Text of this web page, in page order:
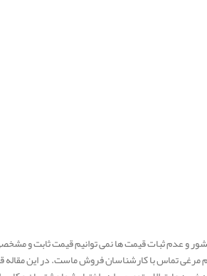
و عدم ثبات قیمت ها نمی توانیم قیمت ثابت و
مرغی تماس با کارشناسان فروش ماست. در این